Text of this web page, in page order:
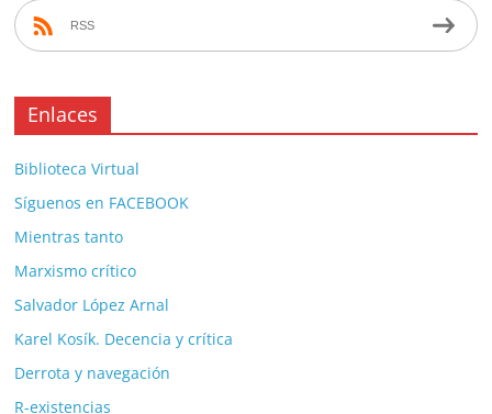
RSS
Enlaces
Biblioteca Virtual
Síguenos en FACEBOOK
Mientras tanto
Marxismo crítico
Salvador López Arnal
Karel Kosík. Decencia y crítica
Derrota y navegación
R-existencias